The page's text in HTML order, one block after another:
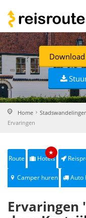
Home
Ervaringen
Route Hotels
★
Camper huren Auto
Ervaringen